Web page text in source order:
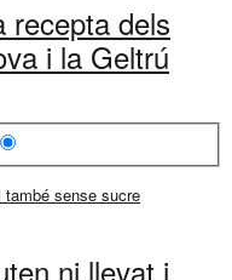
recepta dels
i la Geltrú
ni llevat i